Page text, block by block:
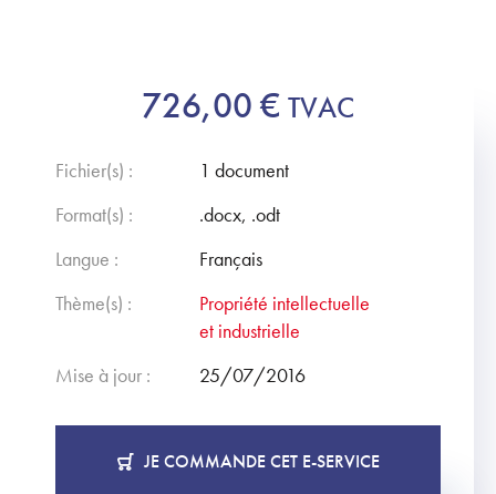
726,00€ TVAC
Fichier(s) :
1 document
Format(s) :
.docx, .odt
Langue :
Français
Thème(s) :
Propriété intellectuelle
et industrielle
Mise à jour :
25/07/2016
JE COMMANDE CET E-SERVICE